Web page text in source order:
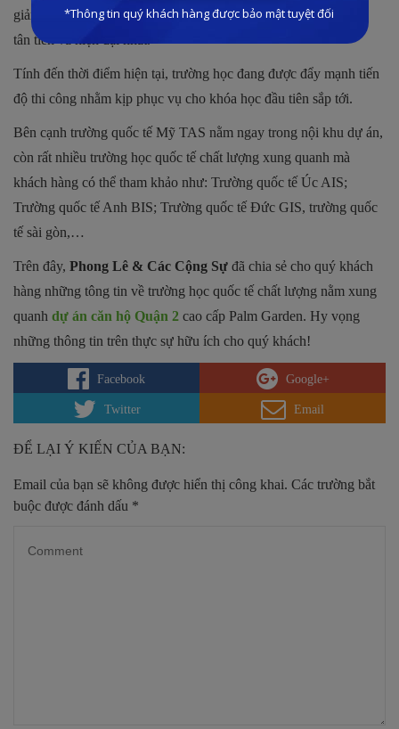
giảng dạy kiểu Mỹ sẽ truyền tải kiến thức cho học trò một cách
tân tiến và hiện đại nhất.
Tính đến thời điểm hiện tại, trường học đang được đẩy mạnh tiến
độ thi công nhằm kịp phục vụ cho khóa học đầu tiên sắp tới.
Bên cạnh trường quốc tế Mỹ TAS nằm ngay trong nội khu dự án,
còn rất nhiều trường học quốc tế chất lượng xung quanh mà
khách hàng có thể tham khảo như: Trường quốc tế Úc AIS;
Trường quốc tế Anh BIS; Trường quốc tế Đức GIS, trường quốc
tế sài gòn,…
Trên đây, Phong Lê & Các Cộng Sự đã chia sẻ cho quý khách
hàng những tông tin về trường học quốc tế chất lượng nằm xung
quanh dự án căn hộ Quận 2 cao cấp Palm Garden. Hy vọng
những thông tin trên thực sự hữu ích cho quý khách!
Facebook Google+
Twitter Email
ĐỂ LẠI Ý KIẾN CỦA BẠN:
Email của bạn sẽ không được hiển thị công khai. Các trường bắt
buộc được đánh dấu *